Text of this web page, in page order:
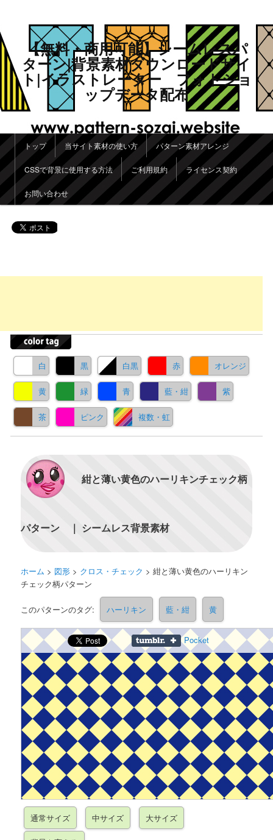
【無料・商用可能】シームレスパ
ターン|背景素材ダウンロードサイ
ト|イラストレーター フォトショ
ップデータ配布
メインメニュー
メインコンテンツへ移動
サブコンテンツへ移動
トップ 当サイト素材の使い方 パターン素材アレンジ
CSSで背景に使用する方法 ご利用規約 ライセンス契約
お問い合わせ
白 黒 白黒 赤 オレンジ
黄 緑 青 藍・紺 紫
茶 ピンク 複数・虹
紺と薄い黄色のハーリキンチェック柄
パターン ｜ シームレス背景素材
ホーム > 図形 > クロス・チェック >紺と薄い黄色のハーリキン
チェック柄パターン
このパターンのタグ: ハーリキン 藍・紺 黄
Pocket